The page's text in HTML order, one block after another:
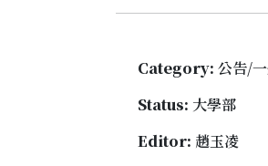
Category: 公告/
Status: 大學部
Editor: 趙玉凌